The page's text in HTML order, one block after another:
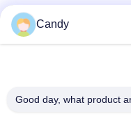
instruments de essai
de pétrole
Équipement d'essai
Candy
Good day, what product